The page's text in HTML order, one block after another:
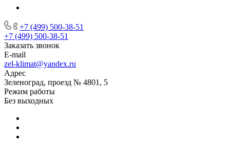
+7 (499) 500-38-51
+7 (499) 500-38-51
Заказать звонок
E-mail
zel-klimat@yandex.ru
Адрес
Зеленоград, проезд № 4801, 5
Режим работы
Без выходных